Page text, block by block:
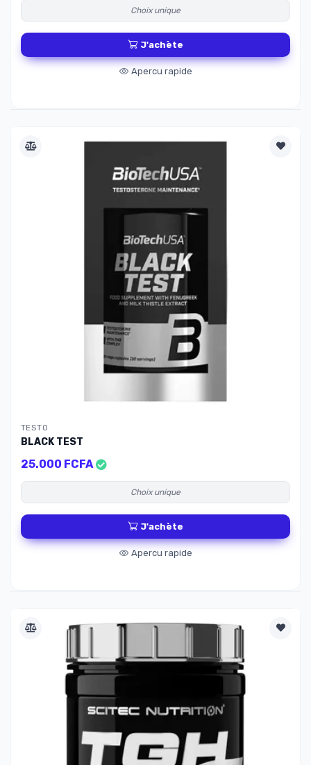
Choix unique
J'achète
Apercu rapide
TESTO
BLACK TEST
25.000 FCFA
Choix unique
J'achète
Apercu rapide